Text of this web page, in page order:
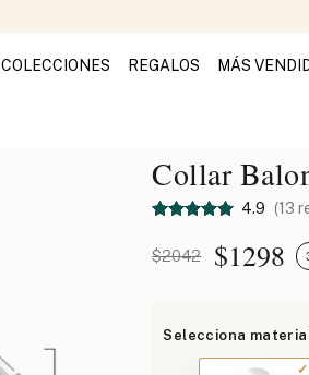
COLECCIONES REGALOS MÁS
Collar
4.9 (13
$2042 $1298
Selecciona